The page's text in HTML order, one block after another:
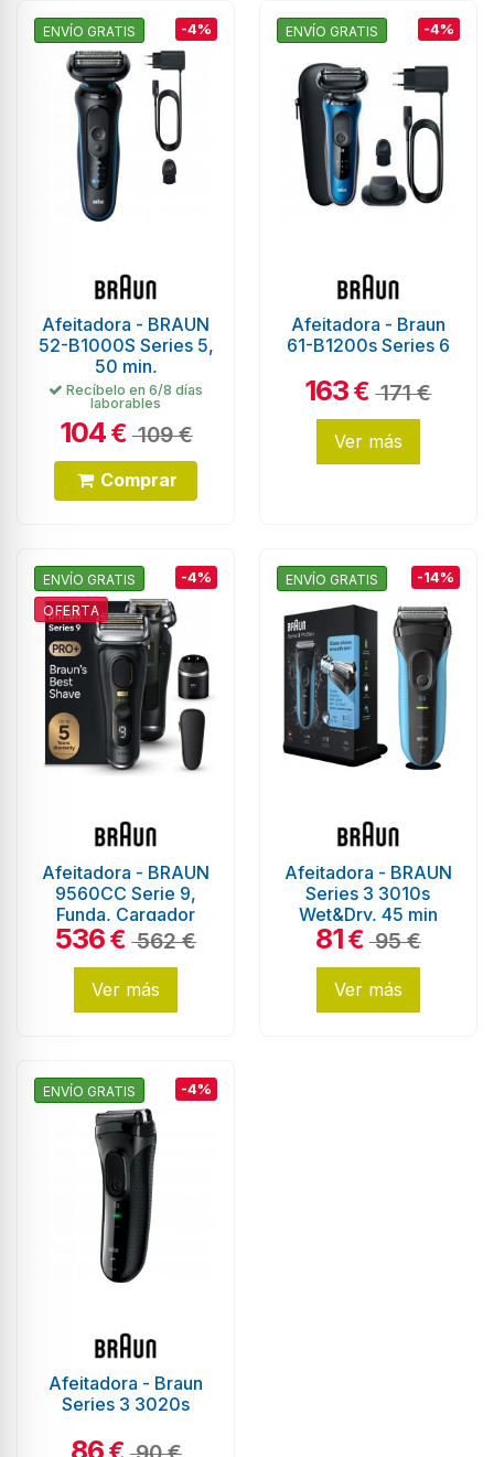
ENVÍO GRATIS -4%
Afeitadora - BRAUN
52-B1000S Series 5,
50 min,
Recíbelo en 6/8 días
laborables
104€ 109 €
Comprar
ENVÍO GRATIS -4%
Afeitadora - Braun
61-B1200s Series 6
163€ 171 €
Ver más
ENVÍO GRATIS
OFERTA
-4%
Afeitadora - BRAUN
9560CC Serie 9,
Funda, Cargador
SmartCare
536€ 562 €
Ver más
ENVÍO GRATIS -14%
Afeitadora - BRAUN
Series 3 3010s
Wet&Dry, 45 min
81€ 95 €
Ver más
ENVÍO GRATIS -4%
Afeitadora - Braun
Series 3 3020s
86€